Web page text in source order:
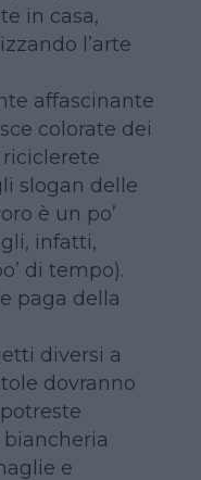
in casa,
l’arte
affascinante
colorate dei
slogan delle
è un po’
infatti,
di tempo).
paga della
diversi a
dovranno
e